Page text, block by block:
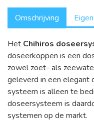
Omschrijving
Het Chihiros
doseerkoppen is een
zowel zoet- als
geleverd in een elegant
systeem is alleen te
doseersysteem is
systemen op de markt.